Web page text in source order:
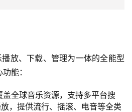
放、下载、管理为一体的全能型
能：
盖全球音乐资源，支持多平台搜
，提供流行、摇滚、电音等全类